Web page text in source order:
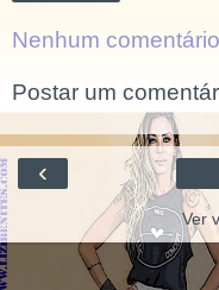
Nenhum
Postar um
‹
Ver